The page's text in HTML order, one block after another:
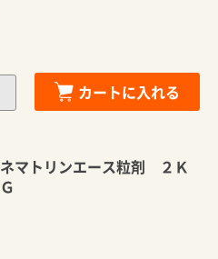
カートに入れる
ネマトリンエース粒剤 ２Ｋ
Ｇ